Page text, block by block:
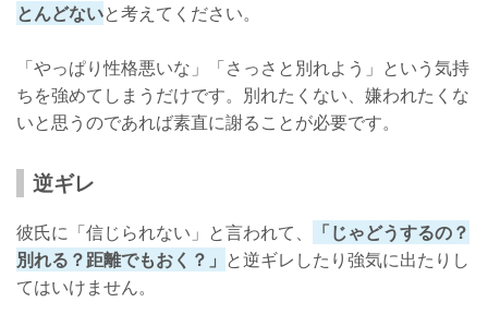
とんどないと考えてください。
「やっぱり性格悪いな」「さっさと別れよう」という気持
ちを強めてしまうだけです。別れたくない、嫌われたくな
いと思うのであれば素直に謝ることが必要です。
逆ギレ
彼氏に「信じられない」と言われて、
「じゃどうするの？
別れる？距離でもおく？」 と逆ギレしたり強気に出たりし
てはいけません。